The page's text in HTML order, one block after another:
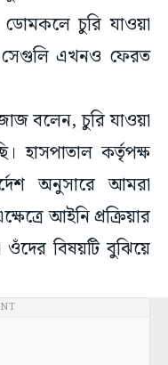
ডোমকলে চুরি যাওয়া
সেগুলি এখনও ফেরত
বলেন, চুরি যাওয়া
হাসপাতাল কর্তৃপক্ষ
অনুসারে আমরা
আইনি প্রক্রিয়ার
বিষয়টি বুঝিয়ে